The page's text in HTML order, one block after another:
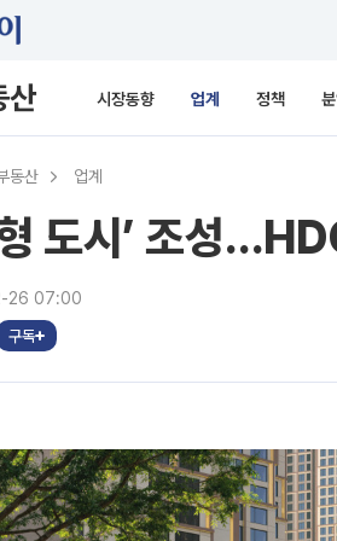
산 시장동향 업계 정책
동산 업계
도시’ 조성
26 07:00
구독